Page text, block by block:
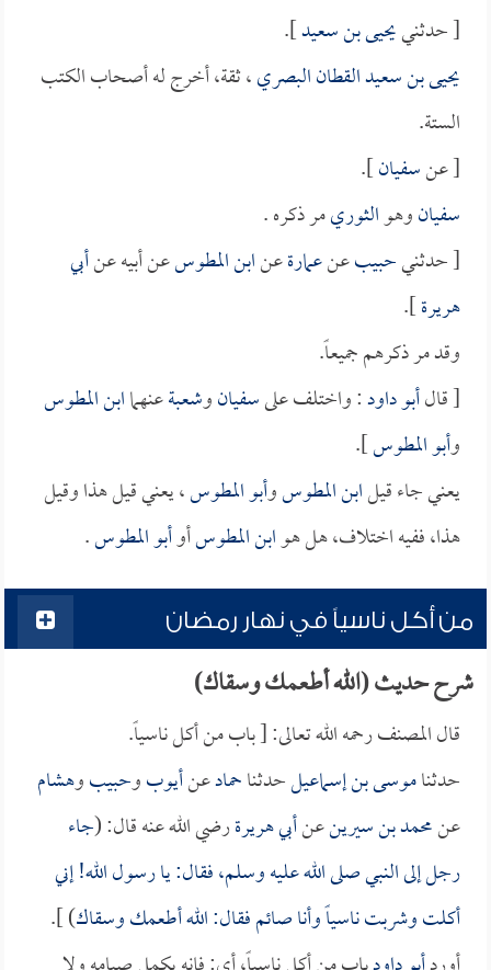
[ حدثنييحيى بن سعيد].
يحيى بن سعيد القطان البصري، ثقة، أخرج له أصحاب الكتب
الستة.
[ عنسفيان].
سفيانوهوالثوريمر ذكره .
[ حدثنيحبيبعنعمارةعنابن المطوسعن أبيه عنأبي
هريرة].
وقد مر ذكرهم جميعاً.
[ قالأبو داود: واختلف علىسفيانوشعبةعنهماابن المطوس
وأبو المطوس].
يعني جاء قيلابن المطوسوأبو المطوس، يعني قيل هذا وقيل
هذا، ففيه اختلاف، هل هوابن المطوسأوأبو المطوس.
من أكل ناسياً في نهار رمضان
شرح حديث (الله أطعمك وسقاك)
قال المصنف رحمه الله تعالى: [ باب من أكل ناسياً.
حدثناموسى بن إسماعيلحدثناحمادعنأيوبوحبيبوهشام
عنمحمد بن سيرينعنأبي هريرةرضي الله عنه قال: (جاء
رجل إلى النبي صلى الله عليه وسلم، فقال: يا رسول الله! إني
أكلت وشربت ناسياً وأنا صائم فقال: الله أطعمك وسقاك) ].